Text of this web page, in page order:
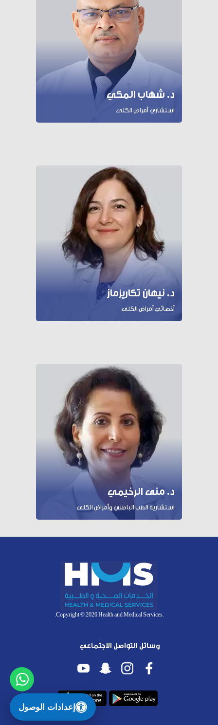
إعدادات الوصول
د. شهاب المكي
استشاري أمراض الكلى
د. نيهان تكاريزماز
أخصائي أمراض الكلى
د. منى الرخيمي
استشارية الطب الباطني وأمراض الكلى
.Copyright © 2026 Health and Medical Services.
وسائل التواصل الاجتماعي